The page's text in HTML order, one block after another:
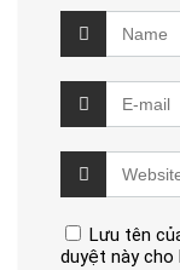
Lưu tên
duyệt này cho